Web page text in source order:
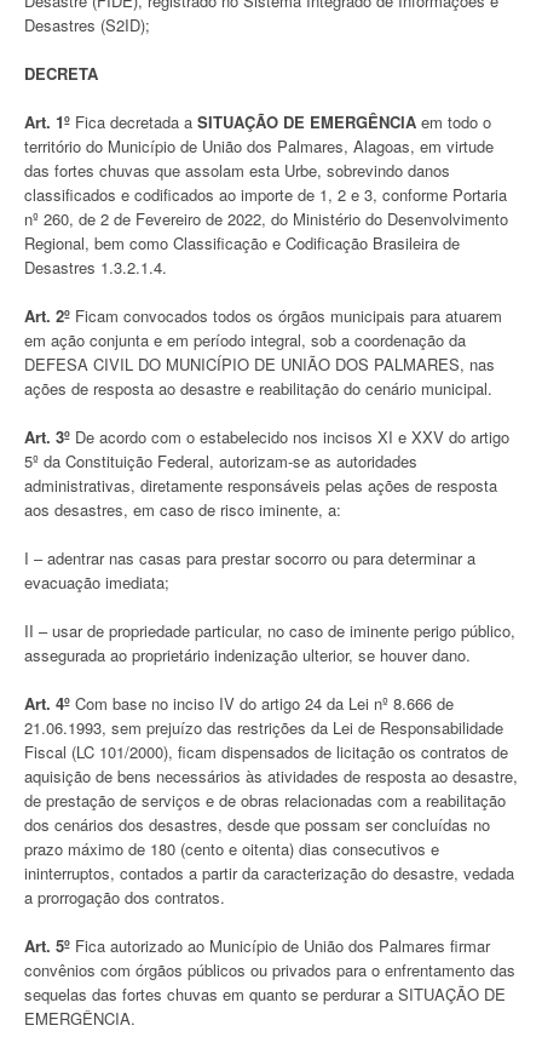
Desastres (S2ID);
DECRETA
Art. 1º Fica decretada a SITUAÇÃO DE EMERGÊNCIA em todo o
território do Município de União dos Palmares, Alagoas, em virtude
das fortes chuvas que assolam esta Urbe, sobrevindo danos
classificados e codificados ao importe de 1, 2 e 3, conforme Portaria
nº 260, de 2 de Fevereiro de 2022, do Ministério do Desenvolvimento
Regional, bem como Classificação e Codificação Brasileira de
Desastres 1.3.2.1.4.
Art. 2º Ficam convocados todos os órgãos municipais para atuarem
em ação conjunta e em período integral, sob a coordenação da
DEFESA CIVIL DO MUNICÍPIO DE UNIÃO DOS PALMARES, nas
ações de resposta ao desastre e reabilitação do cenário municipal.
Art. 3º De acordo com o estabelecido nos incisos XI e XXV do artigo
5º da Constituição Federal, autorizam-se as autoridades
administrativas, diretamente responsáveis pelas ações de resposta
aos desastres, em caso de risco iminente, a:
I – adentrar nas casas para prestar socorro ou para determinar a
evacuação imediata;
II – usar de propriedade particular, no caso de iminente perigo público,
assegurada ao proprietário indenização ulterior, se houver dano.
Art. 4º Com base no inciso IV do artigo 24 da Lei nº 8.666 de
21.06.1993, sem prejuízo das restrições da Lei de Responsabilidade
Fiscal (LC 101/2000), ficam dispensados de licitação os contratos de
aquisição de bens necessários às atividades de resposta ao desastre,
de prestação de serviços e de obras relacionadas com a reabilitação
dos cenários dos desastres, desde que possam ser concluídas no
prazo máximo de 180 (cento e oitenta) dias consecutivos e
ininterruptos, contados a partir da caracterização do desastre, vedada
a prorrogação dos contratos.
Art. 5º Fica autorizado ao Município de União dos Palmares firmar
convênios com órgãos públicos ou privados para o enfrentamento das
sequelas das fortes chuvas em quanto se perdurar a SITUAÇÃO DE
EMERGÊNCIA.